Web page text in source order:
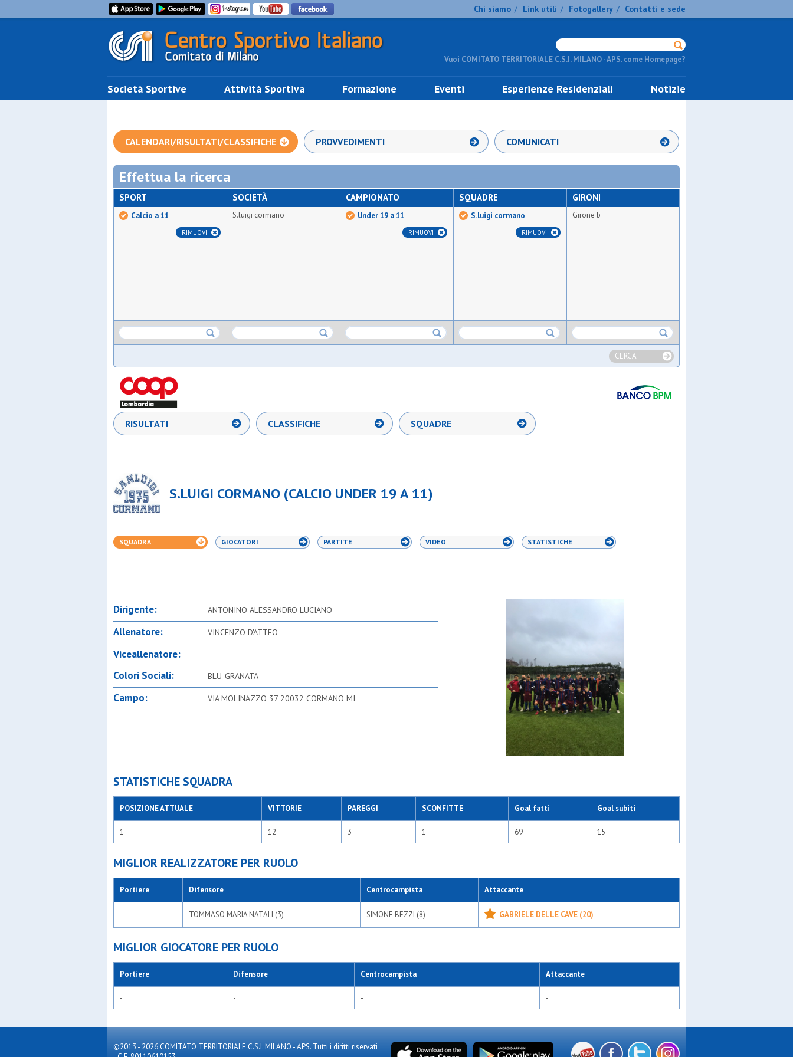
Chi siamo / Link utili / Fotogallery / Contatti e sede
Vuoi COMITATO TERRITORIALE C.S.I. MILANO - APS. come Homepage?
Società Sportive Attività Sportiva Formazione Eventi Esperienze Residenziali Notizie
CALENDARI/RISULTATI/CLASSIFICHE PROVVEDIMENTI COMUNICATI
Effettua la ricerca
SPORT
Calcio a 11
RIMUOVI
SOCIETÀ
S.luigi cormano
CAMPIONATO
Under 19 a 11
RIMUOVI
SQUADRE
S.luigi cormano
RIMUOVI
GIRONI
Girone b
CERCA
RISULTATI CLASSIFICHE SQUADRE
S.LUIGI CORMANO (CALCIO UNDER 19 A 11)
SQUADRA GIOCATORI PARTITE VIDEO STATISTICHE
Dirigente: ANTONINO ALESSANDRO LUCIANO
Allenatore: VINCENZO D'ATTEO
Viceallenatore:
Colori Sociali:
BLU-GRANATA
Campo: VIA MOLINAZZO 37 20032 CORMANO MI
STATISTICHE SQUADRA
POSIZIONE ATTUALE VITTORIE PAREGGI SCONFITTE Goal fatti Goal subiti
1 12 3 1 69 15
MIGLIOR REALIZZATORE PER RUOLO
Portiere Difensore Centrocampista Attaccante
- TOMMASO MARIA NATALI (3) SIMONE BEZZI (8) GABRIELE DELLE CAVE (20)
MIGLIOR GIOCATORE PER RUOLO
Portiere Difensore Centrocampista Attaccante
- - - -
©2013 - 2026 COMITATO TERRITORIALE C.S.I. MILANO - APS. Tutti i diritti riservati